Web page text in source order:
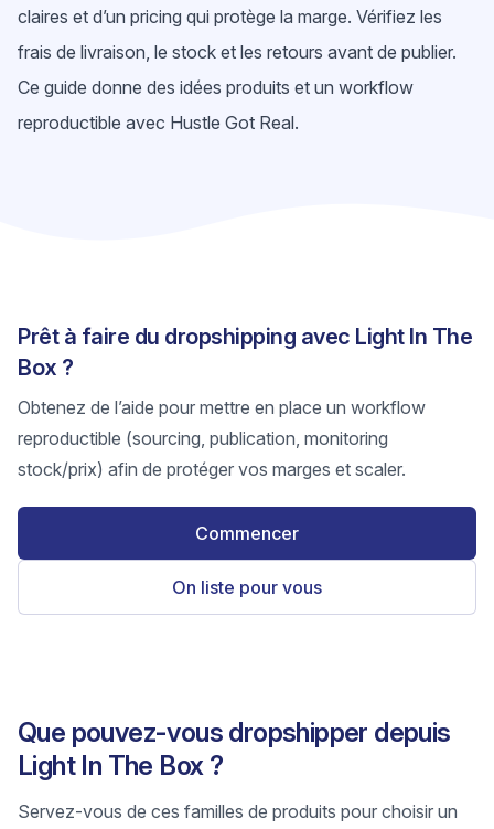
claires et d’un pricing qui protège la marge. Vérifiez les
frais de livraison, le stock et les retours avant de publier.
Ce guide donne des idées produits et un workflow
reproductible avec Hustle Got Real.
Prêt à faire du dropshipping avec Light In The
Box ?
Obtenez de l’aide pour mettre en place un workflow
reproductible (sourcing, publication, monitoring
stock/prix) afin de protéger vos marges et scaler.
Commencer
On liste pour vous
Que pouvez-vous dropshipper depuis
Light In The Box ?
Servez-vous de ces familles de produits pour choisir un